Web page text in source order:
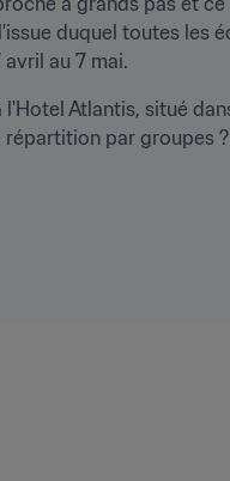
duquel toutes les
au 7 mai.
Atlantis, situé
par groupes